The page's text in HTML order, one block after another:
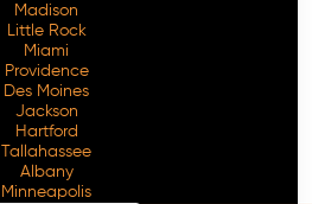
Madison
Little Rock
Miami
Providence
Des Moines
Jackson
Hartford
Tallahassee
Albany
Minneapolis